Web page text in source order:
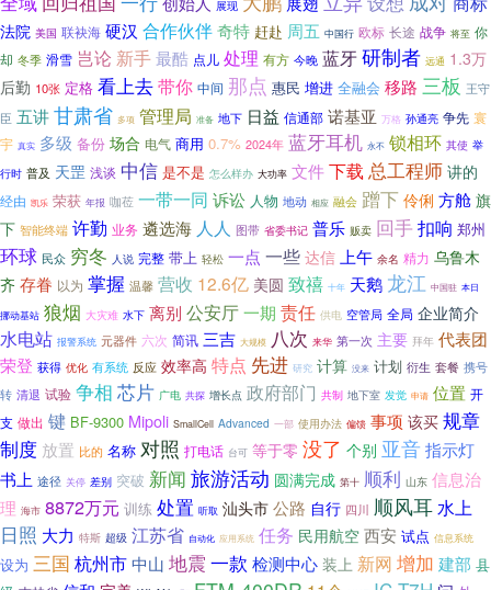
展现
法院 美国 联袂海 硬汉 合作伙伴奇特 赶赴 周五 中国行 欧标 长途 战争 将至 你
却 冬季 滑雪 岂论 新手最酷 点儿 处理 有方 今晚 蓝牙研制者 远通 1.3万
后勤 10张 定格 看上去带你 中间 那点 惠民 增进 全融会 移路 三板 王守
臣 五讲甘肃省 多项 管理局 准备 地下 日益 信通部 诺基亚 万格 孙通亮 争先 寰
宇 真实 多级 备份 场合 电气 商用 0.7% 2024年 蓝牙耳机 永不 锁相环 其使 举
行时 普及 天罡 浅谈 中信 是不是 怎么样办 大功率 文件下载 总工程师 讲的
经由 凯乐 荣获 年报 咖莅 一带一同 诉讼 人物 地动 相应 融会 蹭下 伶俐 方舱旗
下 智能终端 许勤 业务 遴选海 人人 图带 省委书记 普乐 贩卖 回手 扣响 郑州
环球 民众 穷冬 人说 完整 带上 轻松 一点 一些 达信 上午 余名 精力 乌鲁木
齐 存眷 以为 掌握 温馨 营收 12.6亿 美圆 致禧 十年 天鹅 龙江 中国驻 本日
挪动基站 狼烟 大灾难 水下 离别 公安厅一期 责任 供电 空管局 全局 企业简介
水电站 报警系统 元器件 六次 简讯 三吉 大规模 八次 来华 第一次 主要 拜年 代表团
荣登 获得 优化 有系统 反应 效率高 特点 先进 研究 计算 没来 计划 衍生 套餐 携号
转 清退 试验 争相 芯片 广电 共探 增长点 政府部门 共制 地下室 发觉 申请 位置 开
支 做出 键 BF-9300 Mipoli SmallCell Advanced 一部 使用办法 偏馈 事项 该买 规章
制度 放置 比的 名称 对照 打电话 台可 等于零 没了 个别 亚音指示灯
书上 途径 关停 差别 突破 新闻 旅游活动 圆满完成 第十 顺利 山东 信息治
理 海市 8872万元 训练 处置 听取 汕头市 公路 自行 四川 顺风耳水上
日照 大力 特斯 超级 江苏省 自动化 应用系统 任务 民用航空 西安 试点 信息系统
设为 三国 杭州市中山 地震 一款 检测中心 装上 新网 增加 建部 县